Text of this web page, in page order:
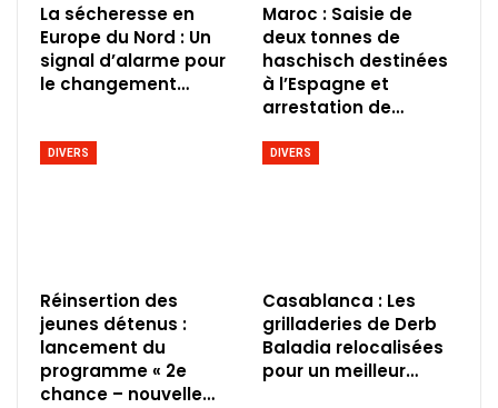
La sécheresse en
Europe du Nord : Un
signal d’alarme pour
le changement…
Maroc : Saisie de
deux tonnes de
haschisch destinées
à l’Espagne et
arrestation de…
DIVERS
Réinsertion des
jeunes détenus :
lancement du
programme « 2e
chance – nouvelle…
DIVERS
Casablanca : Les
grilladeries de Derb
Baladia relocalisées
pour un meilleur…